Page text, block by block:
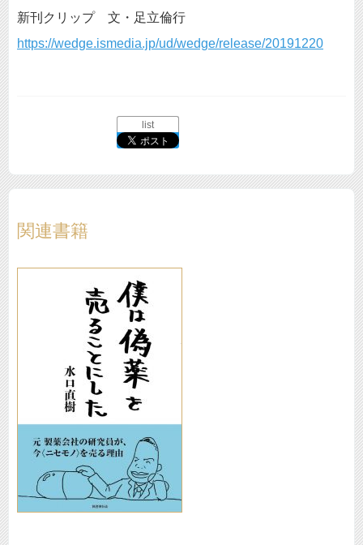
新刊クリップ 文・足立倫行
https://wedge.ismedia.jp/ud/wedge/release/20191220
list
関連書籍